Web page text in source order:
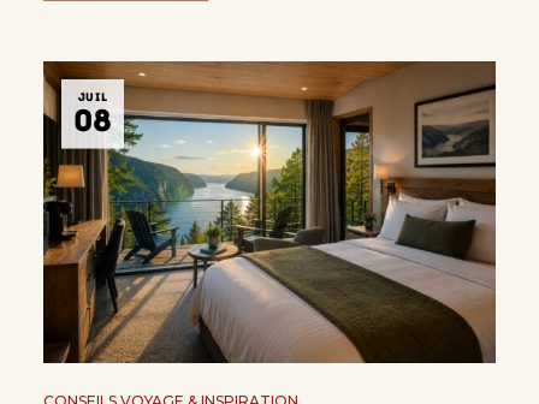
JUIL
08